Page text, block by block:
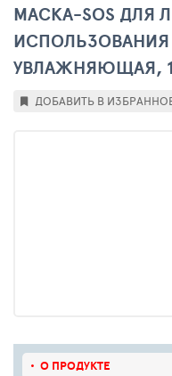
МАСКА-SOS ДЛЯ
УВЛАЖНЯЮЩАЯ,
ДОБАВИТЬ В
О ПРОДУКТЕ